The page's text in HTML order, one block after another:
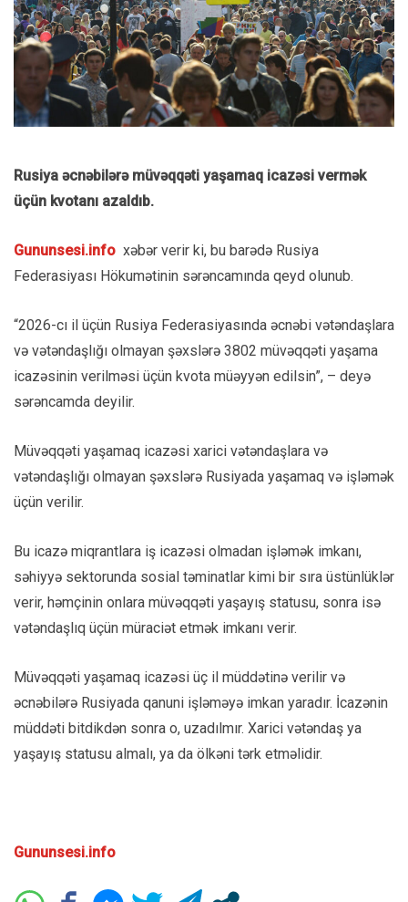
Rusiya əcnəbilərə müvəqqəti yaşamaq icazəsi vermək
üçün kvotanı azaldıb.
Gununsesi.info xəbər verir ki, bu barədə Rusiya
Federasiyası Hökumətinin sərəncamında qeyd olunub.
“2026-cı il üçün Rusiya Federasiyasında əcnəbi vətəndaşlara
və vətəndaşlığı olmayan şəxslərə 3802 müvəqqəti yaşama
icazəsinin verilməsi üçün kvota müəyyən edilsin”, – deyə
sərəncamda deyilir.
Müvəqqəti yaşamaq icazəsi xarici vətəndaşlara və
vətəndaşlığı olmayan şəxslərə Rusiyada yaşamaq və işləmək
üçün verilir.
Bu icazə miqrantlara iş icazəsi olmadan işləmək imkanı,
səhiyyə sektorunda sosial təminatlar kimi bir sıra üstünlüklər
verir, həmçinin onlara müvəqqəti yaşayış statusu, sonra isə
vətəndaşlıq üçün müraciət etmək imkanı verir.
Müvəqqəti yaşamaq icazəsi üç il müddətinə verilir və
əcnəbilərə Rusiyada qanuni işləməyə imkan yaradır. İcazənin
müddəti bitdikdən sonra o, uzadılmır. Xarici vətəndaş ya
yaşayış statusu almalı, ya da ölkəni tərk etməlidir.
Gununsesi.info